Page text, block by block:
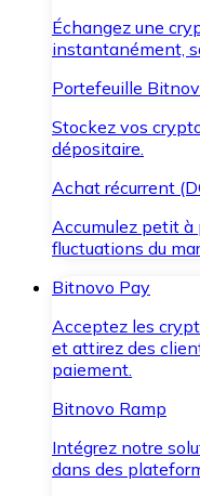
Échangez une
instantanément,
Portefeuille
Stockez vos
dépositaire.
Achat récurrent
Accumulez petit à
fluctuations du
Bitnovo Pay
Acceptez les
et attirez des
paiement.
Bitnovo Ramp
Intégrez notre
dans des